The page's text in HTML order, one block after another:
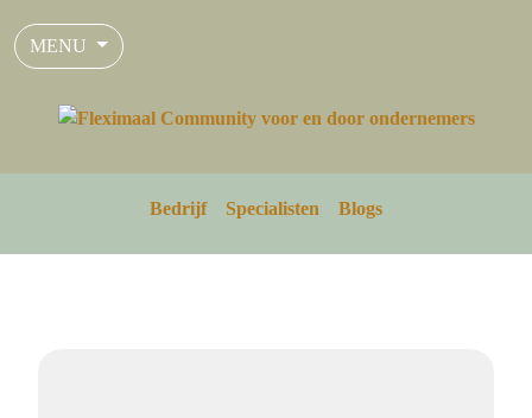
MENU
Bedrijf Specialisten Blogs